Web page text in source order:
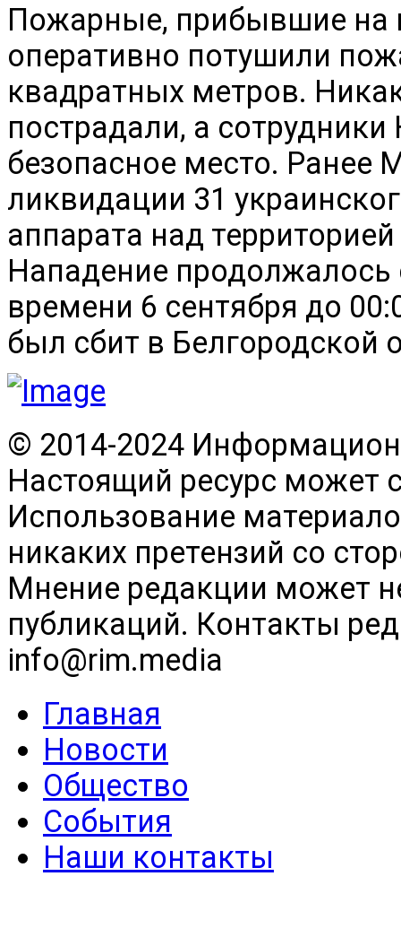
Пожарные, прибывшие на
оперативно потушили
квадратных метров.
пострадали, а
безопасное место.
ликвидации 31
аппарата над
Нападение
времени 6 сентября до
был сбит в Белгородской
© 2014-2024
Настоящий ресурс может
Использование
никаких претензий со
Мнение редакции может
публикаций. Контакты
info@rim.media
Главная
Новости
Общество
События
Наши контакты